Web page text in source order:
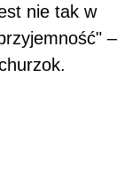
nie tak w
–